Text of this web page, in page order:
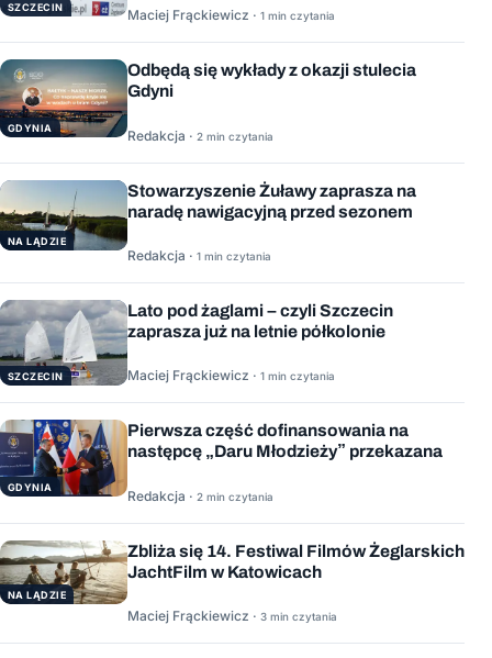
SZCZECIN Maciej Frąckiewicz · 1 min czytania
GDYNIA
Odbędą się wykłady z okazji stulecia
Gdyni
Redakcja · 2 min czytania
NA LĄDZIE
Stowarzyszenie Żuławy zaprasza na
naradę nawigacyjną przed sezonem
Redakcja · 1 min czytania
SZCZECIN
Lato pod żaglami – czyli Szczecin
zaprasza już na letnie półkolonie
Maciej Frąckiewicz · 1 min czytania
GDYNIA
Pierwsza część dofinansowania na
następcę „Daru Młodzieży” przekazana
Redakcja · 2 min czytania
NA LĄDZIE
Zbliża się 14. Festiwal Filmów Żeglarskich
JachtFilm w Katowicach
Maciej Frąckiewicz · 3 min czytania